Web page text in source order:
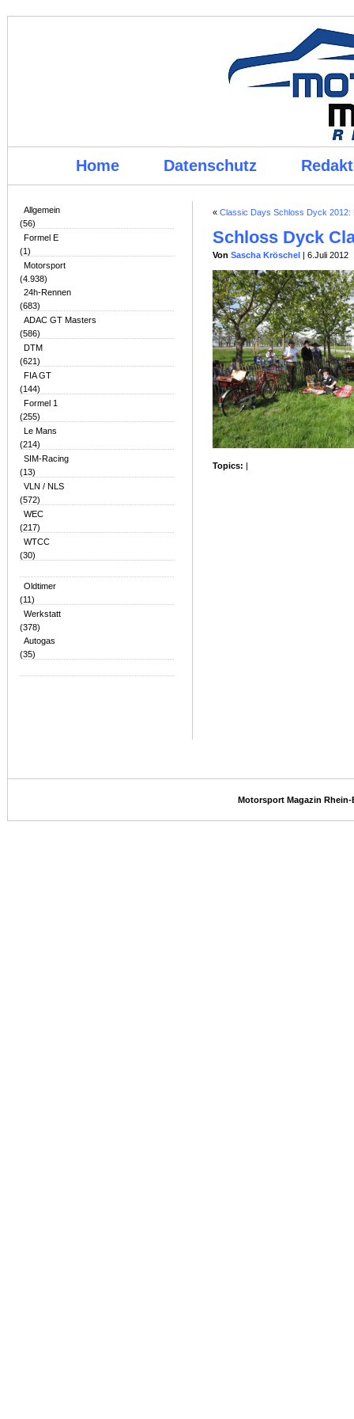
Home Datenschutz
Allgemein
(56)
Formel E
(1)
Motorsport
(4.938)
24h-Rennen
(683)
ADAC GT Masters
(586)
DTM
(621)
FIA GT
(144)
Formel 1
(255)
Le Mans
(214)
SIM-Racing
(13)
VLN / NLS
(572)
WEC
(217)
WTCC
(30)
Oldtimer
(11)
Werkstatt
(378)
Autogas
(35)
« Classic Days Schloss Dyck 2012:
Schloss Dyck
Von Sascha Kröschel | 6.Juli 2012
Topics: |
Motorsport Magazin Rhein-